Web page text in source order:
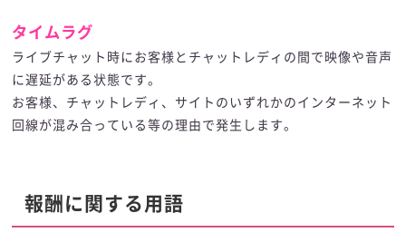
タイムラグ
ライブチャット時にお客様とチャットレディの間で映像や音声
に遅延がある状態です。
お客様、チャットレディ、サイトのいずれかのインターネット
回線が混み合っている等の理由で発生します。
報酬に関する用語